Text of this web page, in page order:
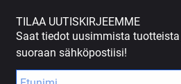
TILAA UUTISKIRJEEMME
Saat tiedot uusimmista
suoraan sähköpostiisi!